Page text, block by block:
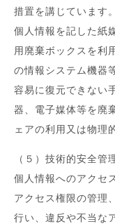
措置を講じています。
個人情報を記した紙
用廃棄ボックスを利
の情報システム機器
容易に復元できない
器、電子媒体等を廃
ェアの利用又は物理
（５）技術的安全管
個人情報へのアクセ
アクセス権限の管理
行い、違反や不当な